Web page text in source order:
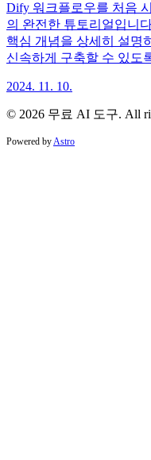
Dify 워크플로우를 처음
의 완전한 튜토리얼입니
핵심 개념을 상세히 설명
신속하게 구축할 수 있도
2024. 11. 10.
© 2026 무료 AI 도구. All
Powered byAstro